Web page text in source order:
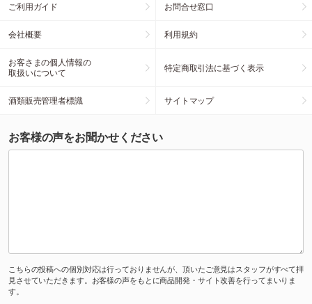
ご利用ガイド お問合せ窓口
会社概要 利用規約
お客さまの個人情報の
取扱いについて
特定商取引法に基づく表示
酒類販売管理者標識 サイトマップ
お客様の声をお聞かせください
こちらの投稿への個別対応は行っておりませんが、頂いたご意見はスタッフがすべて拝
見させていただきます。お客様の声をもとに商品開発・サイト改善を行ってまいりま
す。